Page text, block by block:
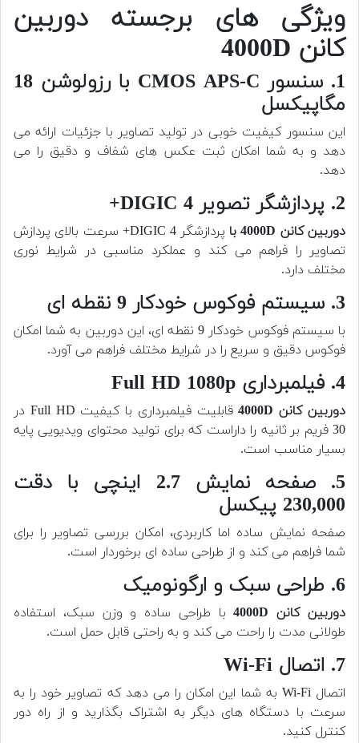
ویژگی های برجسته دوربین
کانن 4000D
1. سنسور CMOS APS-C با رزولوشن 18
مگاپیکسل
این سنسور کیفیت خوبی در تولید تصاویر با جزئیات ارائه می
دهد و به شما امکان ثبت عکس های شفاف و دقیق را می
دهد.
2. پردازشگر تصویر DIGIC 4+
دوربین کانن 4000D با
پردازشگر DIGIC 4+ سرعت بالای پردازش
تصاویر را فراهم می کند و عملکرد مناسبی در شرایط نوری
مختلف دارد.
3. سیستم فوکوس خودکار 9 نقطه ای
با سیستم فوکوس خودکار 9 نقطه ای، این دوربین به شما امکان
فوکوس دقیق و سریع را در شرایط مختلف فراهم می آورد.
4. فیلمبرداری Full HD 1080p
دوربین کانن 4000D
قابلیت فیلمبرداری با کیفیت Full HD در
30 فریم بر ثانیه را داراست که برای تولید محتوای ویدیویی پایه
بسیار مناسب است.
5. صفحه نمایش 2.7 اینچی با دقت
230,000 پیکسل
صفحه نمایش ساده اما کاربردی، امکان بررسی تصاویر را برای
شما فراهم می کند و از طراحی ساده ای برخوردار است.
6. طراحی سبک و ارگونومیک
دوربین کانن 4000D
با طراحی ساده و وزن سبک، استفاده
طولانی مدت را راحت می کند و به راحتی قابل حمل است.
7. اتصال Wi-Fi
اتصال Wi-Fi به شما این امکان را می دهد که تصاویر خود را به
سرعت با دستگاه های دیگر به اشتراک بگذارید و از راه دور
کنترل کنید.